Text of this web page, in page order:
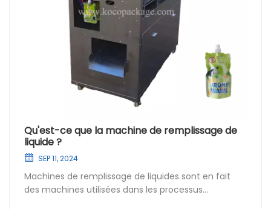
Qu'est-ce que la machine de remplissage de
liquide ?
SEP 11, 2024
Machines de remplissage de liquides sont en fait
des machines utilisées dans les processus